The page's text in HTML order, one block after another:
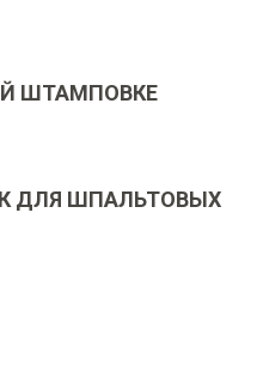
ШТАМПОВКЕ
ДЛЯ ШПАЛЬТОВЫХ